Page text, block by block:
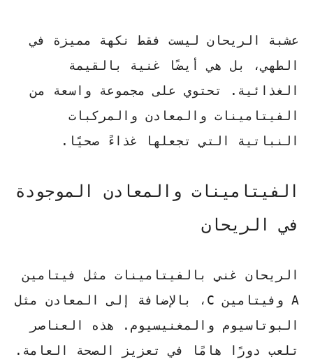
عشبة الريحان ليست فقط نكهة مميزة في
الطهي، بل هي أيضًا غنية بالقيمة
الغذائية. تحتوي على مجموعة واسعة من
الفيتامينات والمعادن والمركبات
النباتية التي تجعلها غذاءً صحيًا.
الفيتامينات والمعادن الموجودة
في الريحان
الريحان غني بالفيتامينات مثل فيتامين
A وفيتامين C، بالإضافة إلى المعادن مثل
البوتاسيوم والمغنيسيوم. هذه العناصر
تلعب دورًا هامًا في تعزيز الصحة العامة.